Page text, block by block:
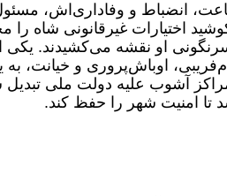
انضباط و وفاداری‌اش،
اختیارات غیرقانونی شاه را
او نقشه می‌کشیدند. یکی
اوباش‌پروری و خیانت،
آشوب علیه دولت ملی
امنیت شهر را حفظ کند.